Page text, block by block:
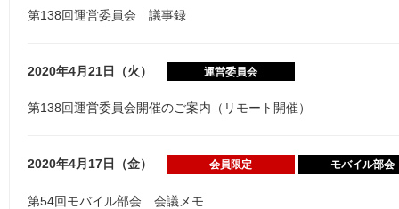
第138回運営委員会 議事録
2020年4月21日（火） 運営委員会
第138回運営委員会開催のご案内（リモート開催）
2020年4月17日（金） 会員限定 モバイル部会
第54回モバイル部会 会議メモ